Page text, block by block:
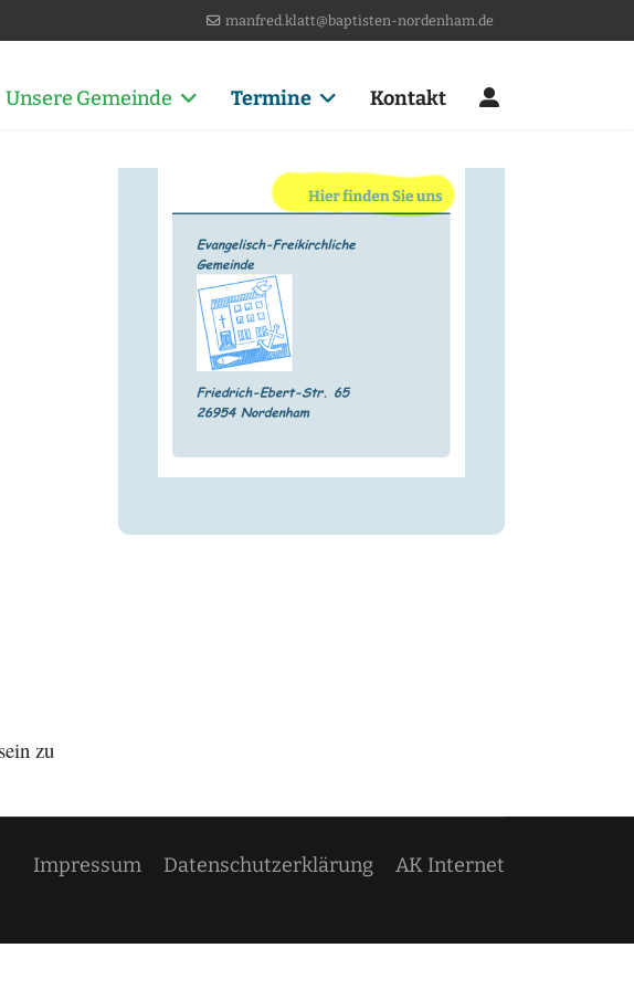
manfred.klatt@baptisten-nordenham.de
Unsere Gemeinde Termine Kontakt
zu
Impressum Datenschutzerklärung AK Internet